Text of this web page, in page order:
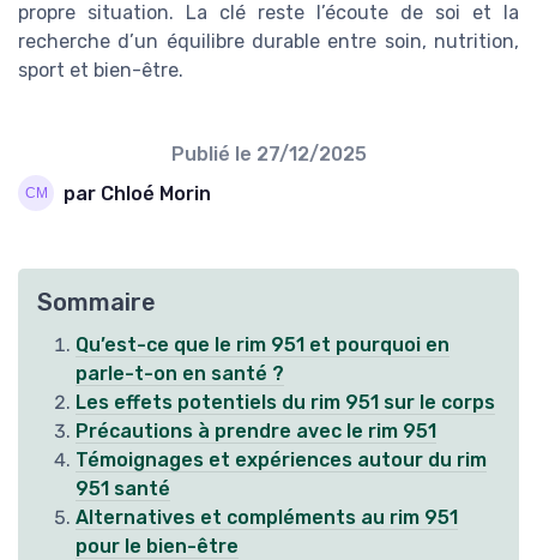
propre situation. La clé reste l’écoute de soi et la
recherche d’un équilibre durable entre soin, nutrition,
sport et bien-être.
Publié le 27/12/2025
par Chloé Morin
Sommaire
Qu’est-ce que le rim 951 et pourquoi en
parle-t-on en santé ?
Les effets potentiels du rim 951 sur le corps
Précautions à prendre avec le rim 951
Témoignages et expériences autour du rim
951 santé
Alternatives et compléments au rim 951
pour le bien-être